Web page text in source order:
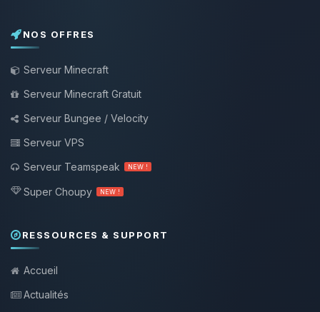
NOS OFFRES
Serveur Minecraft
Serveur Minecraft Gratuit
Serveur Bungee / Velocity
Serveur VPS
Serveur Teamspeak
NEW !
Super Choupy NEW !
RESSOURCES & SUPPORT
Accueil
Actualités